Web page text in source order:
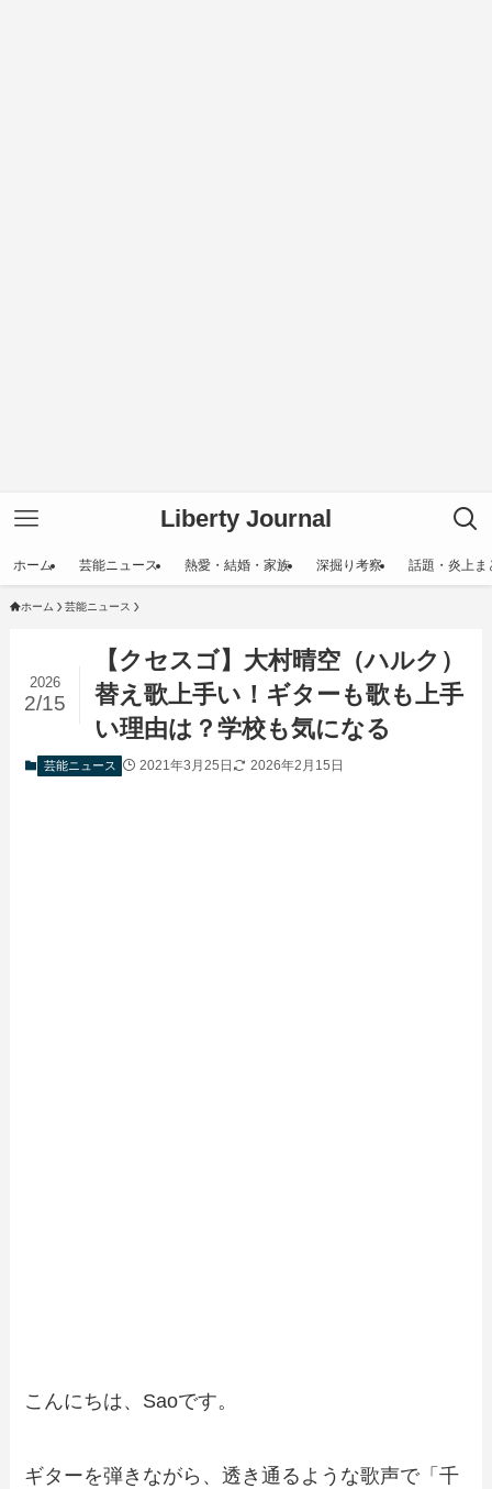
Liberty Journal
ホーム 芸能ニュース 熱愛・結婚・家族 深掘り考察 話題・炎上ま
ホーム 芸能ニュース
【クセスゴ】大村晴空（ハルク）
替え歌上手い！ギターも歌も上手
い理由は？学校も気になる
2026
2/15
芸能ニュース 2021年3月25日 2026年2月15日
こんにちは、Saoです。
ギターを弾きながら、透き通るような歌声で「千